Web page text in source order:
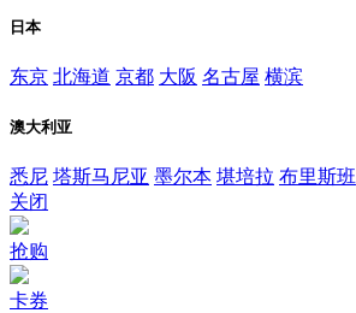
日本
东京 北海道 京都 大阪 名古屋 横滨
澳大利亚
悉尼 塔斯马尼亚 墨尔本 堪培拉 布里斯班
关闭
抢购
卡券